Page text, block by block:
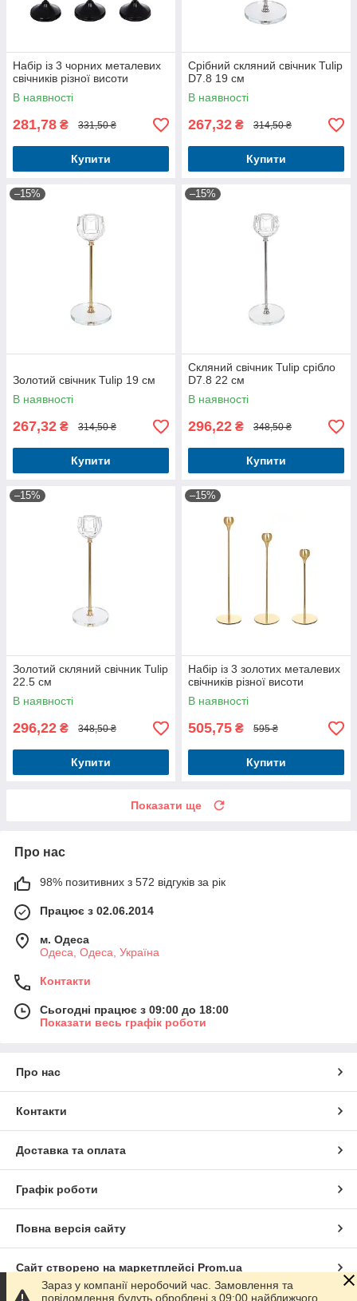
Набір із 3 чорних металевих
свічників різної висоти
В наявності
281,78 ₴ 331,50 ₴
Купити
Срібний скляний свічник Tulip
D7.8 19 см
В наявності
267,32 ₴ 314,50 ₴
Купити
–15%
Золотий свічник Tulip 19 см
В наявності
267,32 ₴ 314,50 ₴
Купити
–15%
Скляний свічник Tulip срібло
D7.8 22 см
В наявності
296,22 ₴ 348,50 ₴
Купити
–15%
Золотий скляний свічник Tulip
22.5 см
В наявності
296,22 ₴ 348,50 ₴
Купити
–15%
Набір із 3 золотих металевих
свічників різної висоти
В наявності
505,75 ₴ 595 ₴
Купити
Показати ще
Про нас
98% позитивних з 572 відгуків за рік
Працює з 02.06.2014
м. Одеса
Одеса, Одеса, Україна
Контакти
Сьогодні працює з 09:00 до 18:00
Показати весь графік роботи
Про нас
Контакти
Доставка та оплата
Графік роботи
Повна версія сайту
Сайт створено на маркетплейсі Prom.ua
Зараз у компанії неробочий час. Замовлення та
повідомлення будуть оброблені з 09:00 найближчого